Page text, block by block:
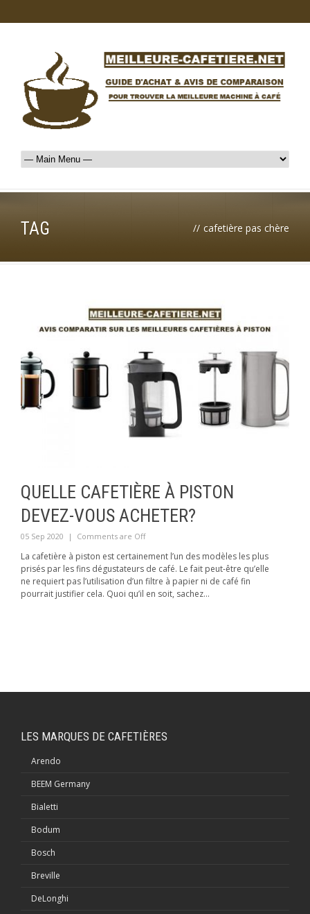
TAG // cafetière pas chère
QUELLE CAFETIÈRE À PISTON
DEVEZ-VOUS ACHETER?
05 Sep 2020 | Comments are Off
La cafetière à piston est certainement l’un des modèles les plus
prisés par les fins dégustateurs de café. Le fait peut-être qu’elle
ne requiert pas l’utilisation d’un filtre à papier ni de café fin
pourrait justifier cela. Quoi qu’il en soit, sachez...
LES MARQUES DE CAFETIÈRES
Arendo
BEEM Germany
Bialetti
Bodum
Bosch
Breville
DeLonghi